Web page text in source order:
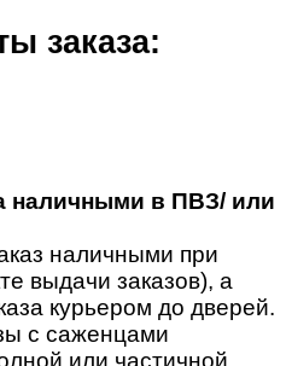
заказа:
наличными в ПВЗ/ или
наличными при
выдачи заказов), а
курьером до дверей.
с саженцами
или частичной